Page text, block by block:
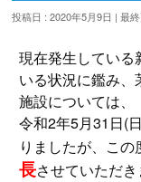
投稿日 : 2020年5月9日 最
現在発生している
いる状況に鑑み
施設については、
令和2年5月31日(
りましたが、この
長させていただき